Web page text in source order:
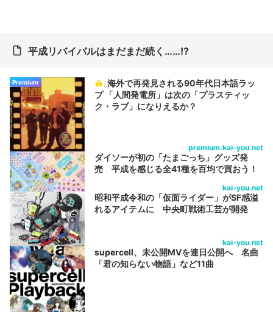
平成リバイバルはまだまだ続く……!?
Premium
海外で再発見される90年代日本語ラッ
プ 「人間発電所」は次の「プラスティッ
ク・ラブ」になりえるか？
premium.kai-you.net
ダイソーが初の「たまごっち」グッズ発
売 平成を感じる全41種を百均で買おう！
kai-you.net
昭和平成令和の「仮面ライダー」がSF感溢
れるアイテムに 中央町戦術工芸が開発
kai-you.net
supercell、未公開MVを連日公開へ 名曲
「君の知らない物語」など11曲